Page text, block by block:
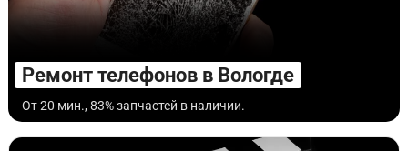
Ремонт телефонов в Вологде
От 20 мин., 83% запчастей в наличии.